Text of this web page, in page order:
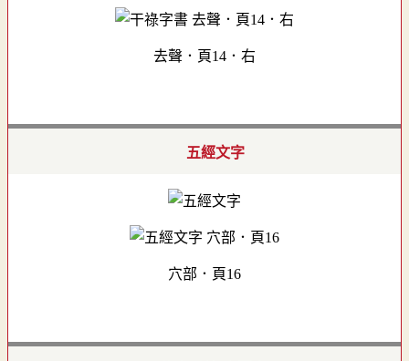
去聲．頁14．右
五經文字
穴部．頁16